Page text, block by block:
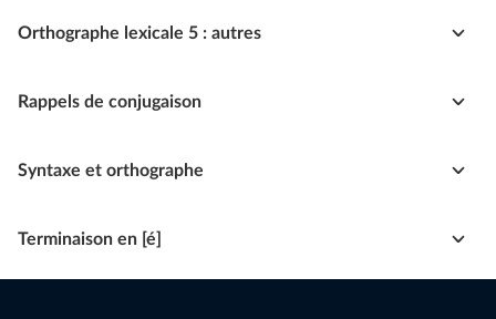
Orthographe lexicale 5 : autres
Rappels de conjugaison
Syntaxe et orthographe
Terminaison en [é]